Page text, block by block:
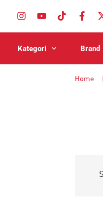
Kategori Brand
Home